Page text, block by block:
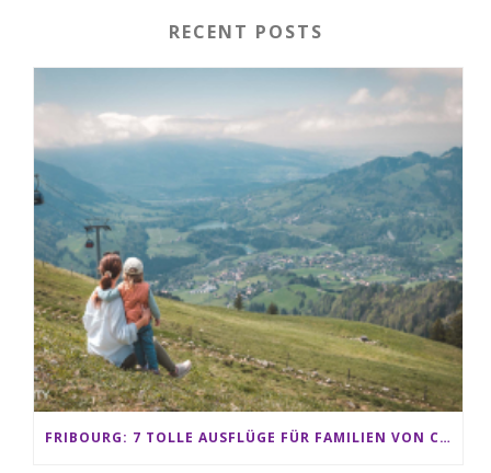
RECENT POSTS
FRIBOURG: 7 TOLLE AUSFLÜGE FÜR FAMILIEN VON CHARMEY BIS LES PACCOTS